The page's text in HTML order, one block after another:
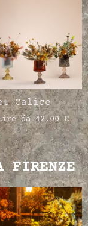
Calice
da42,00€
FIRENZE